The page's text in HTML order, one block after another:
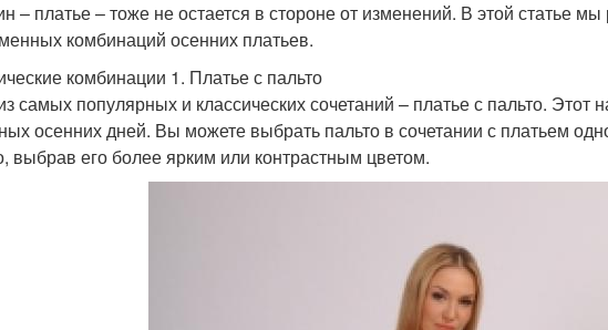
– платье – тоже не остается в стороне от изменений. В этой статье мы
комбинаций осенних платьев.
комбинации 1. Платье с пальто
самых популярных и классических сочетаний – платье с пальто. Этот
осенних дней. Вы можете выбрать пальто в сочетании с платьем
выбрав его более ярким или контрастным цветом.